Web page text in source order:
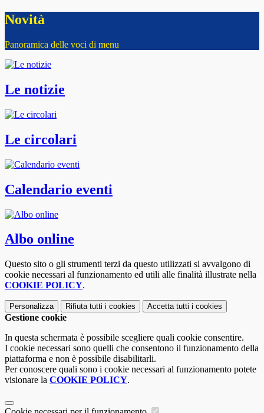
Novità
Panoramica delle voci di menu
Le notizie
Le circolari
Calendario eventi
Albo online
Questo sito o gli strumenti terzi da questo utilizzati si avvalgono di
cookie necessari al funzionamento ed utili alle finalità illustrate nella
COOKIE POLICY.
Personalizza Rifiuta tutti i cookies Accetta tutti i cookies
Gestione cookie
In questa schermata è possibile scegliere quali cookie consentire.
I cookie necessari sono quelli che consentono il funzionamento della
piattaforma e non è possibile disabilitarli.
Per conoscere quali sono i cookie necessari al funzionamento potete
visionare la COOKIE POLICY.